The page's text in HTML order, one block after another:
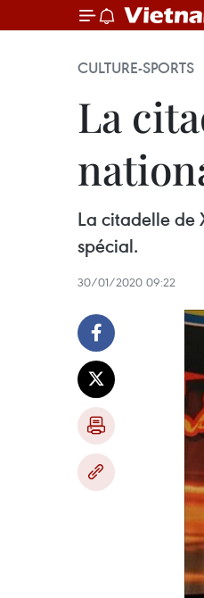
CULTURE-SPORTS
La
La citadelle de
spécial.
30/01/2020 09:22